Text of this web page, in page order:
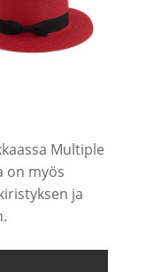
Multiple
on myös
ja